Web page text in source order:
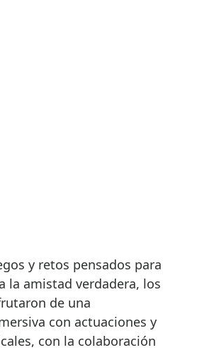
y retos pensados para
la amistad verdadera, los
de una
con actuaciones y
con la colaboración